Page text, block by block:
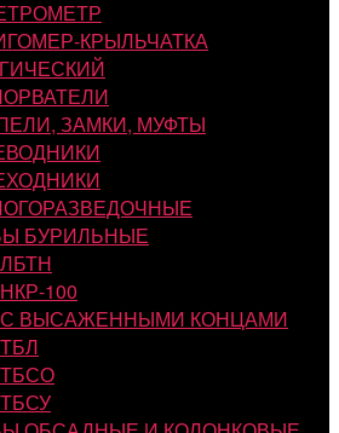
КРЫЛЬЧАТКА
ЗАМКИ, МУФТЫ
БУРИЛЬНЫЕ
ЛБТН
НКР-100
С ВЫСАЖЕННЫМИ КОНЦАМИ
ТБЛ
ТБСО
ТБСУ